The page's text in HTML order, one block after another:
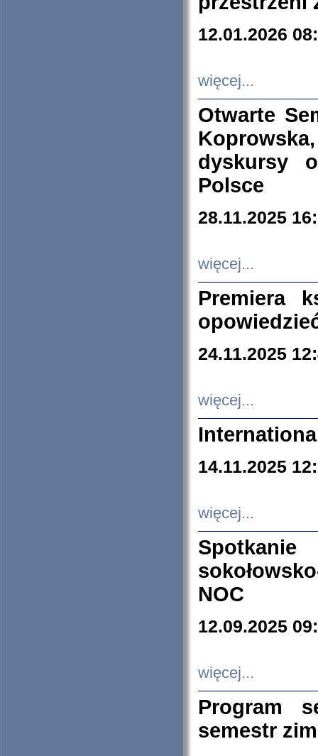
12.01.2026
więcej...
Otwarte
dyskursy
Polsce
28.11.2025
więcej...
Premiera
24.11.2025
więcej...
14.11.2025
więcej...
NOC
12.09.2025
więcej...
Program
semestr